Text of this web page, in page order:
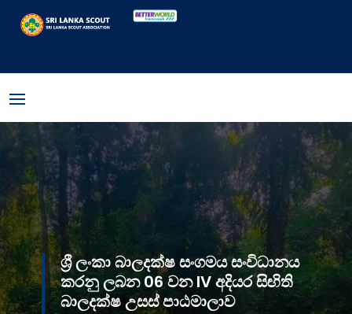
ශ්‍රී ලංකා බාලදක්ෂ සංගමය සංවිධානය
කරනු ලබන 06 වන IV අදියර සිඟිති
බාලදක්ෂ උසස් පාඨමාලාව